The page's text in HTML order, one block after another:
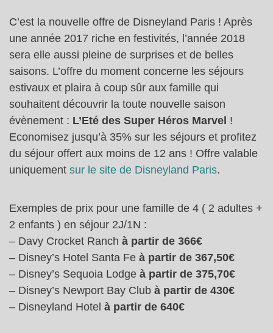
C’est la nouvelle offre de Disneyland Paris ! Après
une année 2017 riche en festivités, l’année 2018
sera elle aussi pleine de surprises et de belles
saisons. L’offre du moment concerne les séjours
estivaux et plaira à coup sûr aux famille qui
souhaitent découvrir la toute nouvelle saison
évènement : L’Eté des Super Héros Marvel !
Economisez jusqu’à 35% sur les séjours et profitez
du séjour offert aux moins de 12 ans ! Offre valable
uniquement sur le site de Disneyland Paris.
Exemples de prix pour une famille de 4 ( 2 adultes +
2 enfants ) en séjour 2J/1N :
– Davy Crocket Ranch à partir de 366€
– Disney’s Hotel Santa Fe à partir de 367,50€
– Disney’s Sequoia Lodge à partir de 375,70€
– Disney’s Newport Bay Club à partir de 430€
– Disneyland Hotel à partir de 640€